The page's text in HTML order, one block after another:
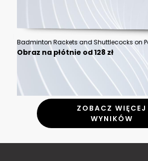
Obraz na płótnie od 128 zł
ZOBACZ WIĘCEJ
WYNIKÓW